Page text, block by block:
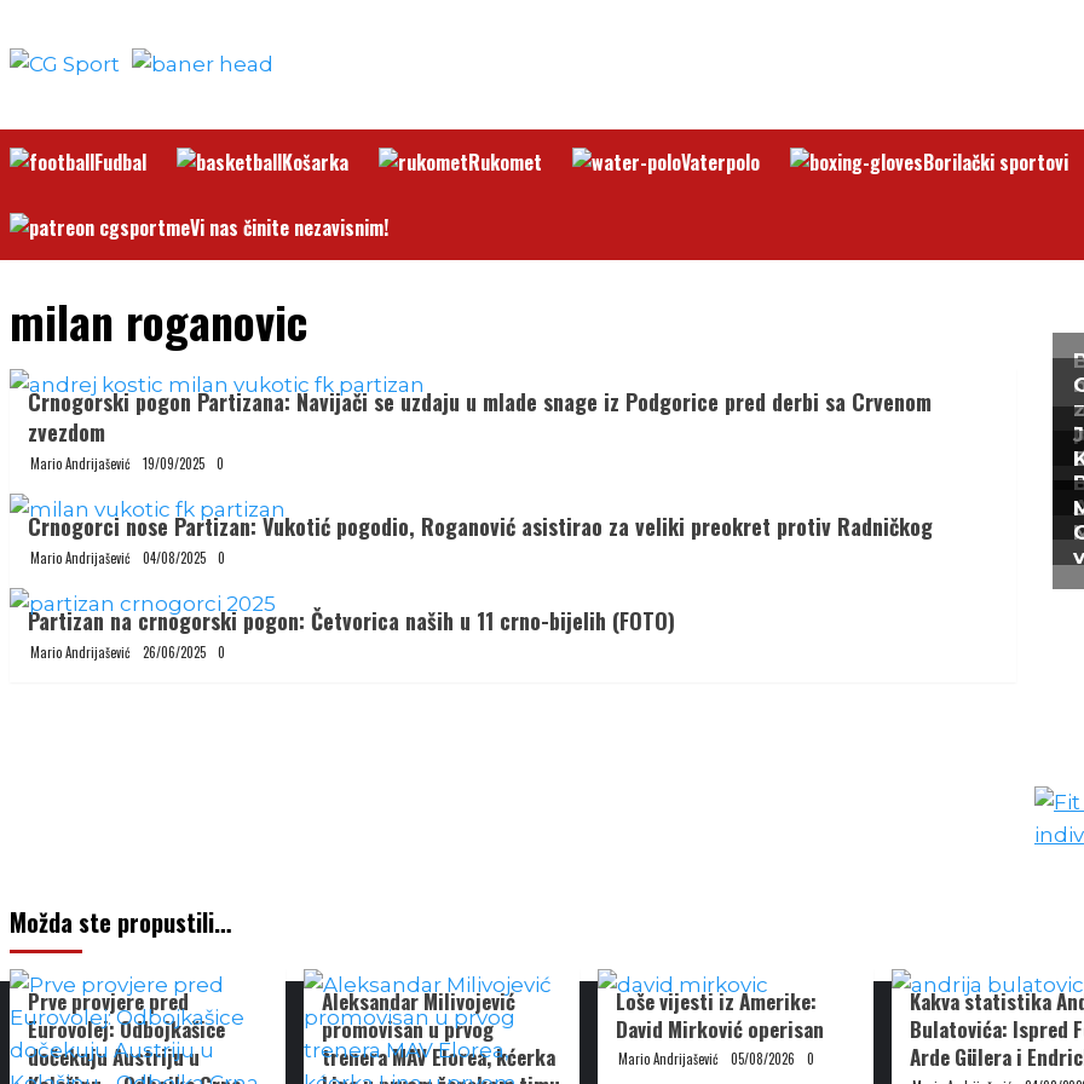
to
content
Fudbal Košarka Rukomet Vaterpolo Borilački sportovi
Vi nas činite nezavisnim!
milan roganovic
Crnogorski pogon Partizana: Navijači se uzdaju u mlade snage iz Podgorice pred derbi sa Crvenom
zvezdom
Mario Andrijašević 19/09/2025 0
Crnogorci nose Partizan: Vukotić pogodio, Roganović asistirao za veliki preokret protiv Radničkog
Mario Andrijašević 04/08/2025 0
Partizan na crnogorski pogon: Četvorica naših u 11 crno-bijelih (FOTO)
Mario Andrijašević 26/06/2025 0
Možda ste propustili…
Prve provjere pred
Eurovolej: Odbojkašice
dočekuju Austriju u
Aleksandar Milivojević
promovisan u prvog
trenera MAV Elorea, kćerka
Loše vijesti iz Amerike:
David Mirković operisan
Mario Andrijašević 05/08/2026 0
Kakva statistika
Bulatovića: Ispred
Arde Gülera i